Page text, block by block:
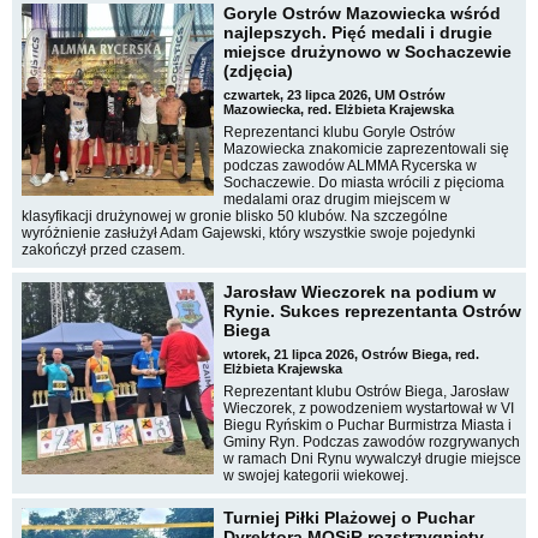
Goryle Ostrów Mazowiecka wśród
najlepszych. Pięć medali i drugie
miejsce drużynowo w Sochaczewie
(zdjęcia)
czwartek, 23 lipca 2026, UM Ostrów
Mazowiecka, red. Elżbieta Krajewska
Reprezentanci klubu Goryle Ostrów
Mazowiecka znakomicie zaprezentowali się
podczas zawodów ALMMA Rycerska w
Sochaczewie. Do miasta wrócili z pięcioma
medalami oraz drugim miejscem w
klasyfikacji drużynowej w gronie blisko 50 klubów. Na szczególne
wyróżnienie zasłużył Adam Gajewski, który wszystkie swoje pojedynki
zakończył przed czasem.
Jarosław Wieczorek na podium w
Rynie. Sukces reprezentanta Ostrów
Biega
wtorek, 21 lipca 2026, Ostrów Biega, red.
Elżbieta Krajewska
Reprezentant klubu Ostrów Biega, Jarosław
Wieczorek, z powodzeniem wystartował w VI
Biegu Ryńskim o Puchar Burmistrza Miasta i
Gminy Ryn. Podczas zawodów rozgrywanych
w ramach Dni Rynu wywalczył drugie miejsce
w swojej kategorii wiekowej.
Turniej Piłki Plażowej o Puchar